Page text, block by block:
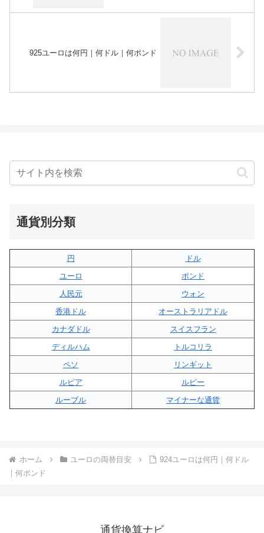
925ユーロは何円｜何ドル｜何ポンド
通貨別分類
円
ドル
ユーロ
ポンド
人民元
ウォン
香港ドル
オーストラリアドル
カナダドル
スイスフラン
ディルハム
トルコリラ
ペソ
リンギット
ルピア
ルピー
ルーブル
マイナーな通貨
ホーム ユーロの両替目安
924ユーロは何円｜何ドル
｜何ポンド
通貨換算ナビ